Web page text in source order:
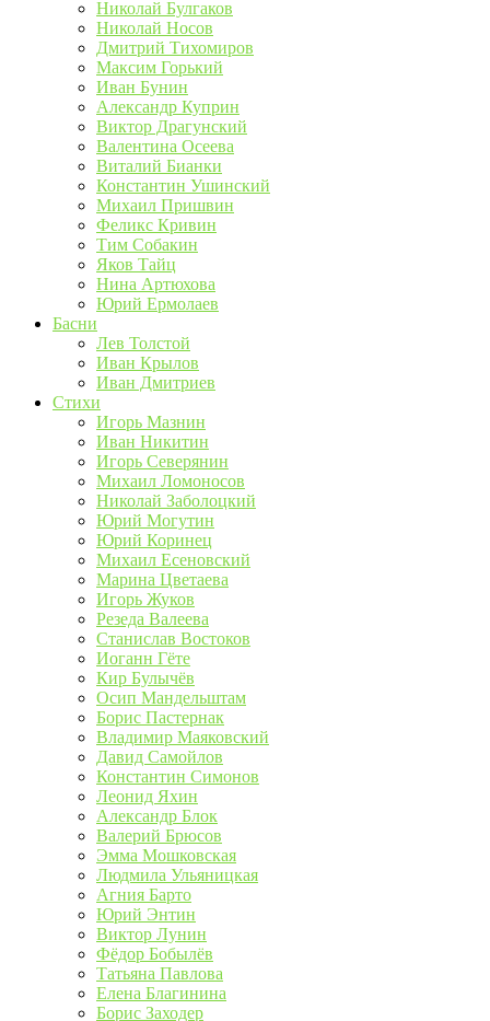
Николай Булгаков
Николай Носов
Дмитрий Тихомиров
Максим Горький
Иван Бунин
Александр Куприн
Виктор Драгунский
Валентина Осеева
Виталий Бианки
Константин Ушинский
Михаил Пришвин
Феликс Кривин
Тим Собакин
Яков Тайц
Нина Артюхова
Юрий Ермолаев
Басни
Лев Толстой
Иван Крылов
Иван Дмитриев
Стихи
Игорь Мазнин
Иван Никитин
Игорь Северянин
Михаил Ломоносов
Николай Заболоцкий
Юрий Могутин
Юрий Коринец
Михаил Есеновский
Марина Цветаева
Игорь Жуков
Резеда Валеева
Станислав Востоков
Иоганн Гёте
Кир Булычёв
Осип Мандельштам
Борис Пастернак
Владимир Маяковский
Давид Самойлов
Константин Симонов
Леонид Яхин
Александр Блок
Валерий Брюсов
Эмма Мошковская
Людмила Ульяницкая
Агния Барто
Юрий Энтин
Виктор Лунин
Фёдор Бобылёв
Татьяна Павлова
Елена Благинина
Борис Заходер